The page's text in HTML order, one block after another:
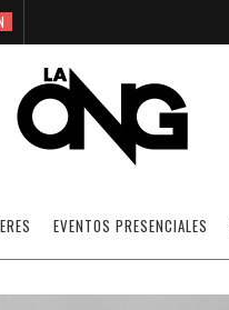
EVENTOS PRESENCIALES
IN THE U.S.E.”